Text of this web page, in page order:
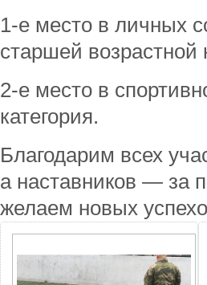
1‑е место в личных
старшей возрастной
2‑е место в
категория.
Благодарим всех
а наставников — за
желаем новых